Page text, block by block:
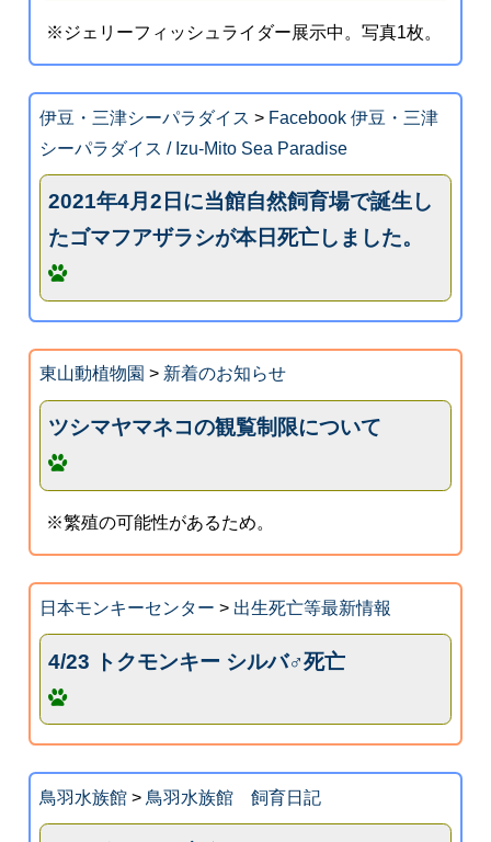
※ジェリーフィッシュライダー展示中。写真1枚。
伊豆・三津シーパラダイス > Facebook 伊豆・三津
シーパラダイス / Izu-Mito Sea Paradise
2021年4月2日に当館自然飼育場で誕生し
たゴマフアザラシが本日死亡しました。
東山動植物園 > 新着のお知らせ
ツシマヤマネコの観覧制限について
※繁殖の可能性があるため。
日本モンキーセンター > 出生死亡等最新情報
4/23 トクモンキー シルバ♂死亡
鳥羽水族館> 鳥羽水族館 飼育日記